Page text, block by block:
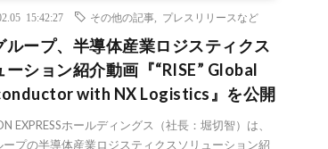
15:42:27 その他の記事 プレスリリースなど
ループ、半導体産業ロジスティクス
ーション紹介動画『“RISE” Global
with NX Logistics』を公開
EXPRESSホールディングス（社長：堀切智）は、
ープの半導体産業ロジスティクスソリューション紹